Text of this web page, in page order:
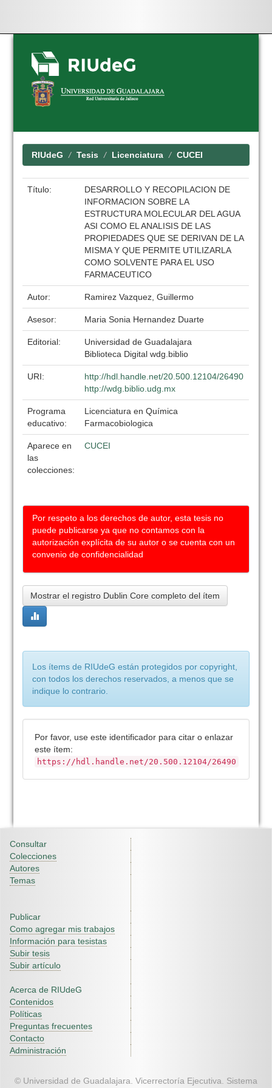
Skip
navigation
RIUdeG Tesis Licenciatura CUCEI
Título:
DESARROLLO Y RECOPILACION DE
INFORMACION SOBRE LA
ESTRUCTURA MOLECULAR DEL AGUA
ASI COMO EL ANALISIS DE LAS
PROPIEDADES QUE SE DERIVAN DE LA
MISMA Y QUE PERMITE UTILIZARLA
COMO SOLVENTE PARA EL USO
FARMACEUTICO
Autor: Ramirez Vazquez, Guillermo
Asesor: Maria Sonia Hernandez Duarte
Editorial:
Universidad de Guadalajara
Biblioteca Digital wdg.biblio
URI:
http://hdl.handle.net/20.500.12104/26490
http://wdg.biblio.udg.mx
Programa
educativo:
Licenciatura en Química
Farmacobiologica
Aparece en
las
colecciones:
CUCEI
Por respeto a los derechos de autor, esta tesis no
puede publicarse ya que no contamos con la
autorización explícita de su autor o se cuenta con un
convenio de confidencialidad
Mostrar el registro Dublin Core completo del ítem
Los ítems de RIUdeG están protegidos por copyright,
con todos los derechos reservados, a menos que se
indique lo contrario.
Por favor, use este identificador para citar o enlazar
este ítem:
https://hdl.handle.net/20.500.12104/26490
Consultar
Colecciones
Autores
Temas
Publicar
Como agregar mis trabajos
Información para tesistas
Subir tesis
Subir artículo
Acerca de RIUdeG
Contenidos
Políticas
Preguntas frecuentes
Contacto
Administración
© Universidad de Guadalajara. Vicerrectoría Ejecutiva. Sistema